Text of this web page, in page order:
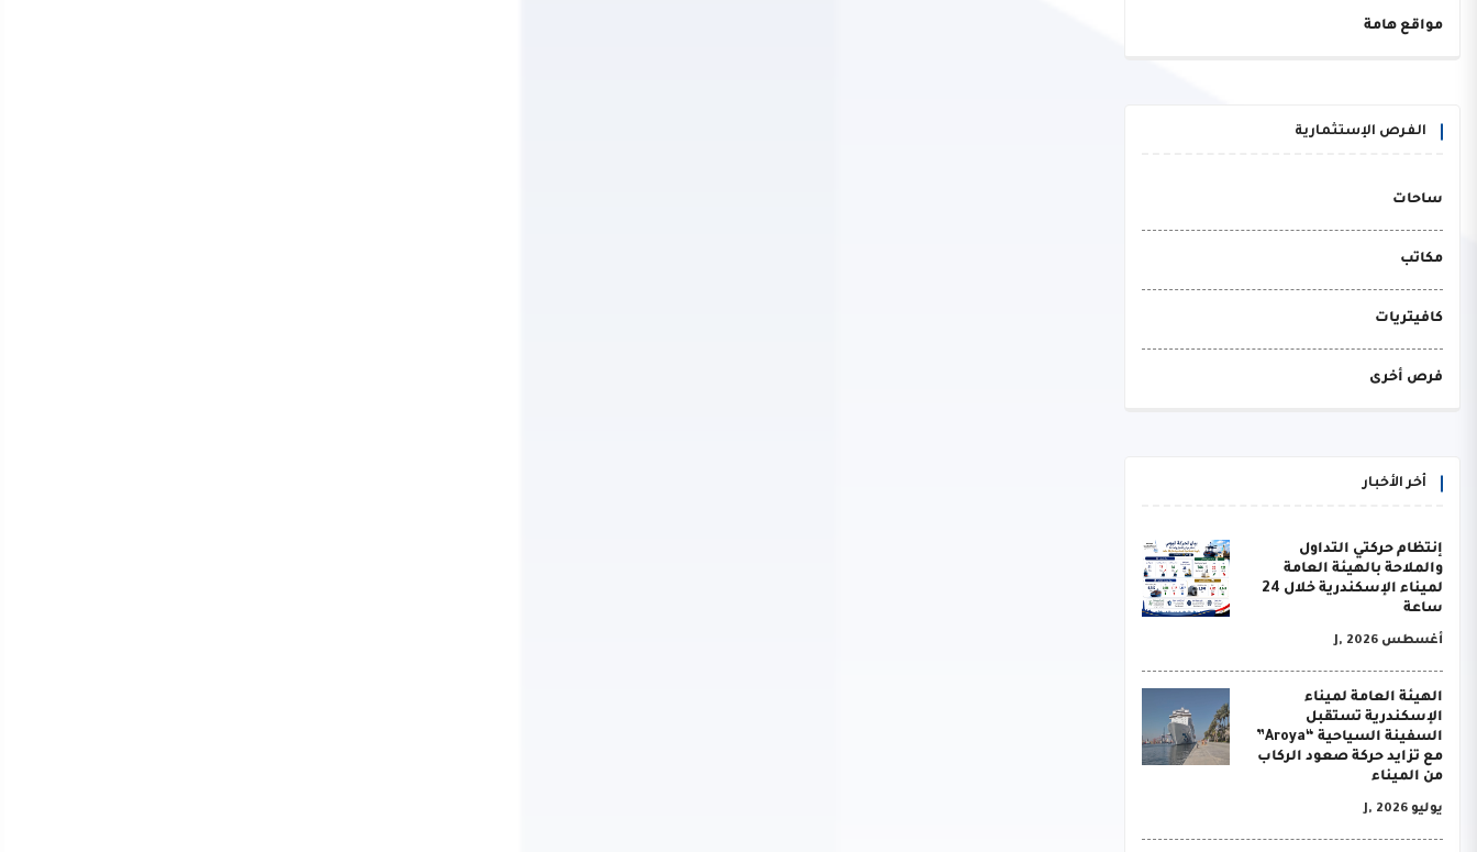
مواقع هامة
الفرص الإستثمارية
ساحات
مكاتب
كافيتريات
فرص أخرى
أخر الأخبار
إنتظام حركتي التداول
والملاحة بالهيئة العامة
لميناء الإسكندرية خلال 24
ساعة
أغسطس J, 2026
الهيئة العامة لميناء
الإسكندرية تستقبل
السفينة السياحية “Aroya”
مع تزايد حركة صعود الركاب
من الميناء
يوليو J, 2026